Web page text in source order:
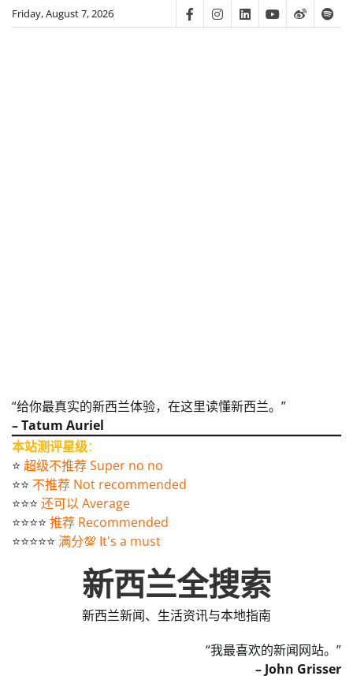
SkipFriday, August 7, 2026 FacebookInstagram
LinkedinYoutube
Weibo
“给你最真实的新西兰体验，在这里读懂新西兰。”
– Tatum Auriel
本站测评星级：
⭐️ 超级不推荐 Super no no
⭐️⭐️ 不推荐 Not recommended
⭐️⭐️⭐️ 还可以 Average
⭐️⭐️⭐️⭐️ 推荐 Recommended
⭐️⭐️⭐️⭐️⭐️ 满分💯 It's a must
新西兰全搜索
新西兰新闻、生活资讯与本地指南
“我最喜欢的新闻网站。”
– John Grisser